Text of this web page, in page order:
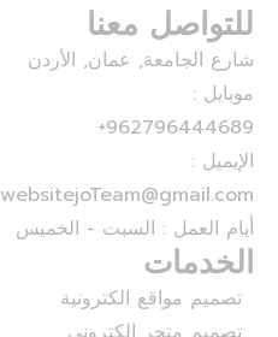
للتواصل معنا
شارع الجامعة, عمان, الأردن
موبايل :
962796444689+
الإيميل :
websitejoTeam@gmail.com
أيام العمل : السبت - الخميس
الخدمات
تصميم مواقع الكترونية